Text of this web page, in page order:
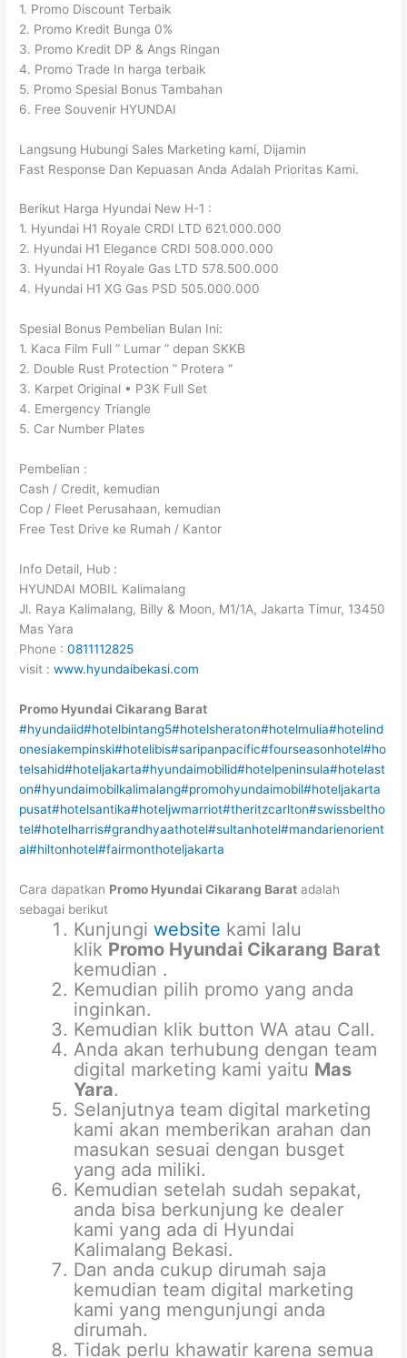
1. Promo Discount Terbaik
2. Promo Kredit Bunga 0%
3. Promo Kredit DP & Angs Ringan
4. Promo Trade In harga terbaik
5. Promo Spesial Bonus Tambahan
6. Free Souvenir HYUNDAI
Langsung Hubungi Sales Marketing kami, Dijamin
Fast Response Dan Kepuasan Anda Adalah Prioritas Kami.
Berikut Harga Hyundai New H-1 :
1. Hyundai H1 Royale CRDI LTD 621.000.000
2. Hyundai H1 Elegance CRDI 508.000.000
3. Hyundai H1 Royale Gas LTD 578.500.000
4. Hyundai H1 XG Gas PSD 505.000.000
Spesial Bonus Pembelian Bulan Ini:
1. Kaca Film Full ” Lumar ” depan SKKB
2. Double Rust Protection ” Protera “
3. Karpet Original • P3K Full Set
4. Emergency Triangle
5. Car Number Plates
Pembelian :
Cash / Credit, kemudian
Cop / Fleet Perusahaan, kemudian
Free Test Drive ke Rumah / Kantor
Info Detail, Hub :
HYUNDAI MOBIL Kalimalang
Jl. Raya Kalimalang, Billy & Moon, M1/1A, Jakarta Timur, 13450
Mas Yara
Phone :0811112825
visit :www.hyundaibekasi.com
Promo Hyundai Cikarang Barat
#hyundaiid#hotelbintang5#hotelsheraton#hotelmulia#hotelind
onesiakempinski#hotelibis#saripanpacific#fourseasonhotel#ho
telsahid#hoteljakarta#hyundaimobilid#hotelpeninsula#hotelast
on#hyundaimobilkalimalang#promohyundaimobil#hoteljakarta
pusat#hotelsantika#hoteljwmarriot#theritzcarlton#swissbeltho
tel#hotelharris#grandhyaathotel#sultanhotel#mandarienorient
al#hiltonhotel#fairmonthoteljakarta
Cara dapatkan Promo Hyundai Cikarang Barat adalah
sebagai berikut
Kunjungiwebsite kami lalu
klik Promo Hyundai Cikarang Barat
kemudian .
Kemudian pilih promo yang anda
inginkan.
Kemudian klik button WA atau Call.
Anda akan terhubung dengan team
digital marketing kami yaitu Mas
Yara.
Selanjutnya team digital marketing
kami akan memberikan arahan dan
masukan sesuai dengan busget
yang ada miliki.
Kemudian setelah sudah sepakat,
anda bisa berkunjung ke dealer
kami yang ada di Hyundai
Kalimalang Bekasi.
Dan anda cukup dirumah saja
kemudian team digital marketing
kami yang mengunjungi anda
dirumah.
Tidak perlu khawatir karena semua